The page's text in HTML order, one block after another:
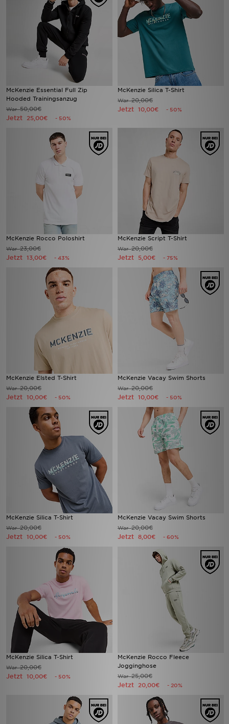
McKenzie Essential Full Zip
Hooded Trainingsanzug
War50,00€
Jetzt 25,00€ - 50%
McKenzie Silica T-Shirt
War20,00€
Jetzt 10,00€ - 50%
McKenzie Rocco Poloshirt
War23,00€
Jetzt 13,00€ - 43%
McKenzie Script T-Shirt
War20,00€
Jetzt 5,00€ - 75%
McKenzie Elsted T-Shirt
War20,00€
Jetzt 10,00€ - 50%
McKenzie Vacay Swim Shorts
War20,00€
Jetzt 10,00€ - 50%
McKenzie Silica T-Shirt
War20,00€
Jetzt 10,00€ - 50%
McKenzie Vacay Swim Shorts
War20,00€
Jetzt 8,00€ - 60%
McKenzie Silica T-Shirt
War20,00€
Jetzt 10,00€ - 50%
McKenzie Rocco Fleece
Jogginghose
War25,00€
Jetzt 20,00€ - 20%
Trending Styles